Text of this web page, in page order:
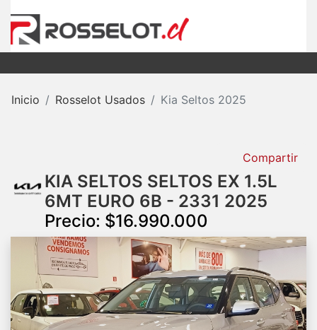
Inicio Rosselot Usados Kia Seltos 2025
Compartir
KIA SELTOS SELTOS EX 1.5L
6MT EURO 6B - 2331 2025
Precio: $16.990.000